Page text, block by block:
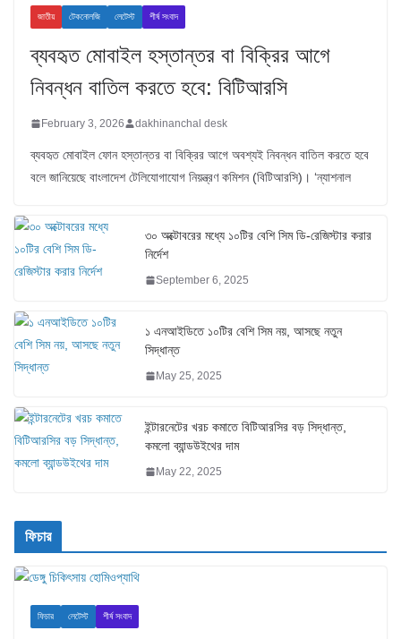
জাতীয় টেকনোলজি লেটেস্ট শীর্ষ সংবাদ
ব্যবহৃত মোবাইল হস্তান্তর বা বিক্রির আগে
নিবন্ধন বাতিল করতে হবে: বিটিআরসি
February 3, 2026 dakhinanchal desk
ব্যবহৃত মোবাইল ফোন হস্তান্তর বা বিক্রির আগে অবশ্যই নিবন্ধন বাতিল করতে হবে
বলে জানিয়েছে বাংলাদেশ টেলিযোগাযোগ নিয়ন্ত্রণ কমিশন (বিটিআরসি)। ‘ন্যাশনাল
৩০ অক্টোবরের মধ্যে ১০টির বেশি সিম ডি-রেজিস্টার করার
নির্দেশ
September 6, 2025
১ এনআইডিতে ১০টির বেশি সিম নয়, আসছে নতুন
সিদ্ধান্ত
May 25, 2025
ইন্টারনেটের খরচ কমাতে বিটিআরসির বড় সিদ্ধান্ত,
কমলো ব্যান্ডউইথের দাম
May 22, 2025
ফিচার
ফিচার লেটেস্ট শীর্ষ সংবাদ